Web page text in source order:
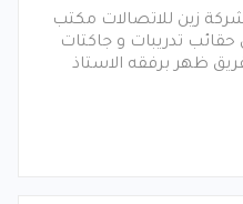
زين للاتصالات مكتب
حقائب تدريبات و جاكتات
ظهر برفقه الاستاذ